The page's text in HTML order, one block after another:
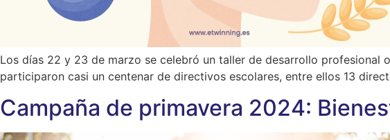
Los días 22 y 23 de marzo se celebró un taller de desarrollo profesional
participaron casi un centenar de directivos escolares, entre ellos 13
Campaña de primavera 2024: